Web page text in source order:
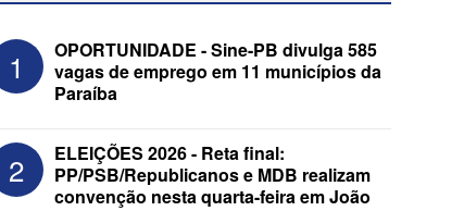
1
OPORTUNIDADE - Sine-PB divulga 585
vagas de emprego em 11 municípios da
Paraíba
2
ELEIÇÕES 2026 - Reta final:
PP/PSB/Republicanos e MDB realizam
convenção nesta quarta-feira em João